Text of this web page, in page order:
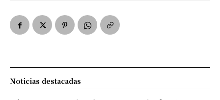
Noticias destacadas